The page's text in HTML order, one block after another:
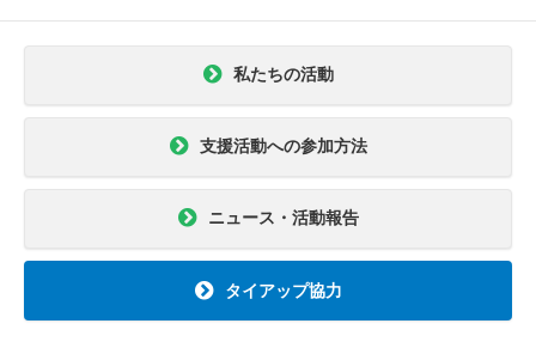
私たちの活動
支援活動への参加方法
ニュース・活動報告
タイアップ協力